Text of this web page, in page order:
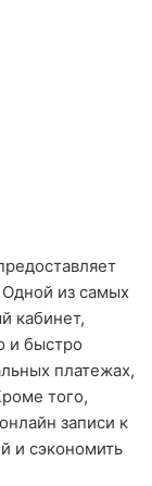
из самых
кабинет,
и быстро
платежах,
того,
записи к
и сэкономить